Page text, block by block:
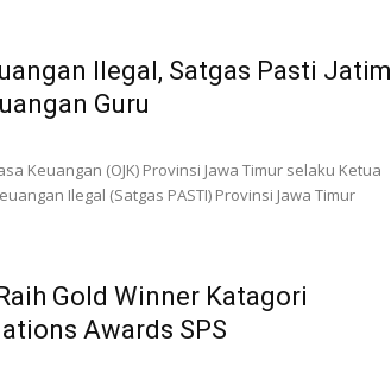
Ilegal, Satgas Pasti Jatim
Guru
Keuangan (OJK) Provinsi Jawa Timur selaku Ketua
Ilegal (Satgas PASTI) Provinsi Jawa Timur
Gold Winner Katagori
Awards SPS